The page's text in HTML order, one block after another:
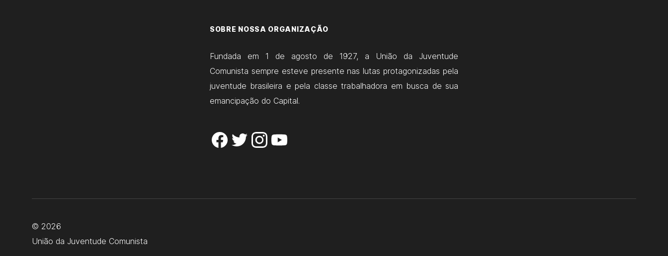
SOBRE NOSSA ORGANIZAÇÃO
Fundada em 1 de agosto de 1927, a União da Juventude
Comunista sempre esteve presente nas lutas protagonizadas pela
juventude brasileira e pela classe trabalhadora em busca de sua
emancipação do Capital.
© 2026
União da Juventude Comunista